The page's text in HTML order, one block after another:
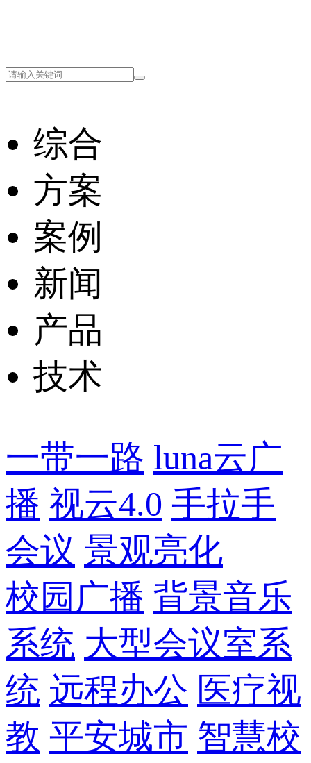
综合
方案
案例
新闻
产品
技术
一带一路 luna云广
播 视云4.0 手拉手
会议 景观亮化
校园广播 背景音乐
系统 大型会议室系
统 远程办公 医疗视
教 平安城市 智慧校